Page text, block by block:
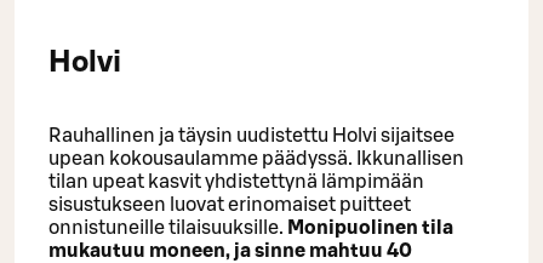
Holvi
Rauhallinen ja täysin uudistettu Holvi sijaitsee
upean kokousaulamme päädyssä. Ikkunallisen
tilan upeat kasvit yhdistettynä lämpimään
sisustukseen luovat erinomaiset puitteet
onnistuneille tilaisuuksille. Monipuolinen tila
mukautuu moneen, ja sinne mahtuu 40